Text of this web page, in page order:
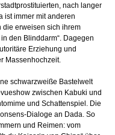
nach langer
ist immer mit anderen
die erweisen sich ihrem
den Blinddarm“. Dagegen
Erziehung und
Massenhochzeit.
schwarzweiße Bastelwelt
zwischen Kabuki und
und Schattenspiel. Die
Dialoge an Dada. So
und Reimen: vom